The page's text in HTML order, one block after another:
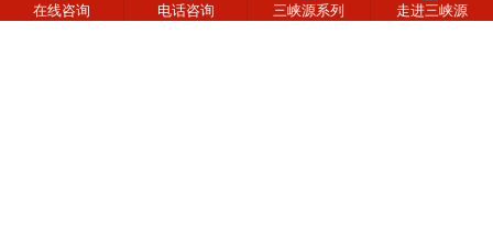
在线咨询 电话咨询 三峡源系列 走进三峡源